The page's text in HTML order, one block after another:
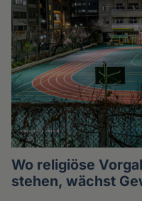
Wo religiöse
stehen, wächst